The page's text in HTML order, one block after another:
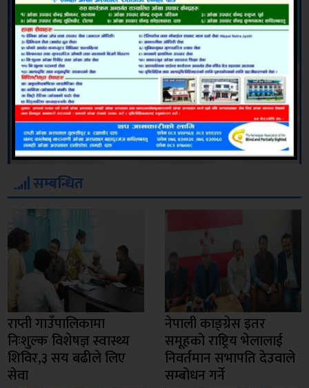
सम्बन्धित
राप्ती गाउँपालिकामा
निःशुल्क विशेषज्ञ स्वास्थ्य
शिविर,३ सय बढीले लिए
सेवा
नेपाली काङ्ग्रेस इतर
समूहको राष्ट्रिय भेलालाई
निवर्तमान सभापति देउवाले
सम्बोधन गर्ने